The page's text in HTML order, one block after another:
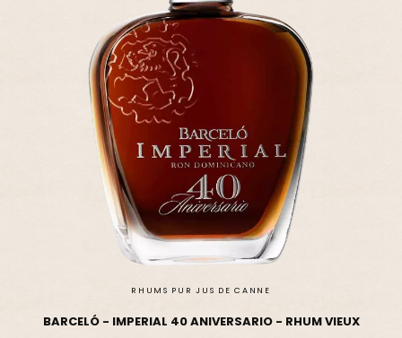
RHUMS PUR JUS DE CANNE
BARCELÓ - IMPERIAL 40 ANIVERSARIO - RHUM VIEUX